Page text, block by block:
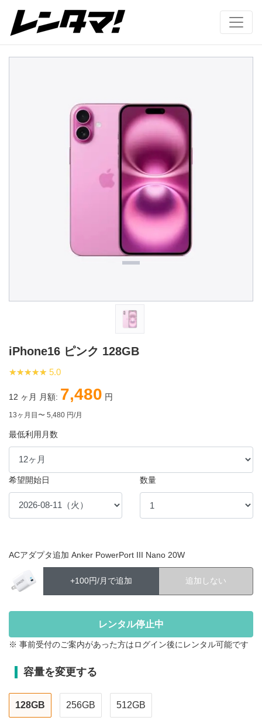
iPhone16 ピンク 128GB
★★★★★
★★★★★ 5.0
12 ヶ月 月額: 7,480 円
13ヶ月目〜 5,480 円/月
最低利用月数
希望開始日 数量
ACアダプタ追加 Anker PowerPort III Nano 20W
+100円/月で追加 追加しない
※ 事前受付のご案内があった方はログイン後にレンタル可能です
容量を変更する
128GB 256GB 512GB